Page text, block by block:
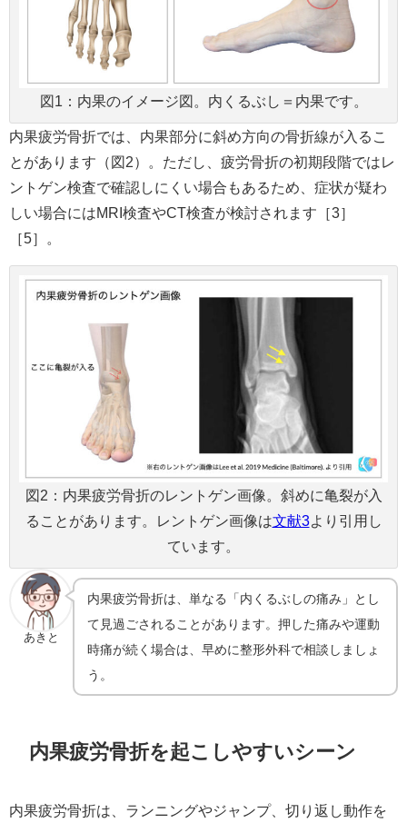
図1：内果のイメージ図。内くるぶし＝内果です。
内果疲労骨折では、内果部分に斜め方向の骨折線が入るこ
とがあります（図2）。ただし、疲労骨折の初期段階ではレ
ントゲン検査で確認しにくい場合もあるため、症状が疑わ
しい場合にはMRI検査やCT検査が検討されます［3］
［5］。
図2：内果疲労骨折のレントゲン画像。斜めに亀裂が入
ることがあります。レントゲン画像は文献3より引用し
ています。
あきと
内果疲労骨折は、単なる「内くるぶしの痛み」とし
て見過ごされることがあります。押した痛みや運動
時痛が続く場合は、早めに整形外科で相談しましょ
う。
内果疲労骨折を起こしやすいシーン
内果疲労骨折は、ランニングやジャンプ、切り返し動作を